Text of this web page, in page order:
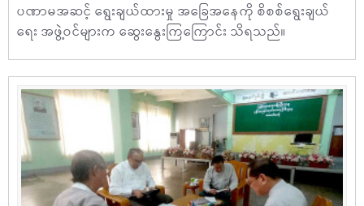
ပဏာမအဆင့် ရွေးချယ်ထားမှု အခြေအနေကို စိစစ်ရွေးချယ်
ရေး အဖွဲ့ဝင်များက ဆွေးနွေးကြကြောင်း သိရသည်။